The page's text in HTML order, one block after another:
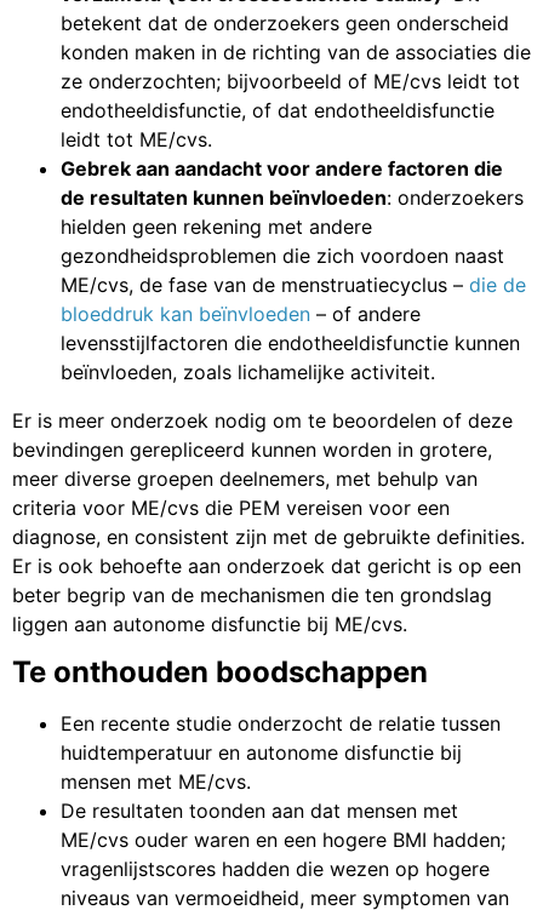
betekent dat de onderzoekers geen onderscheid
konden maken in de richting van de associaties die
ze onderzochten; bijvoorbeeld of ME/cvs leidt tot
endotheeldisfunctie, of dat endotheeldisfunctie
leidt tot ME/cvs.
Gebrek aan aandacht voor andere factoren die
de resultaten kunnen beïnvloeden: onderzoekers
hielden geen rekening met andere
gezondheidsproblemen die zich voordoen naast
ME/cvs, de fase van de menstruatiecyclus – die de
bloeddruk kan beïnvloeden – of andere
levensstijlfactoren die endotheeldisfunctie kunnen
beïnvloeden, zoals lichamelijke activiteit.
Er is meer onderzoek nodig om te beoordelen of deze
bevindingen gerepliceerd kunnen worden in grotere,
meer diverse groepen deelnemers, met behulp van
criteria voor ME/cvs die PEM vereisen voor een
diagnose, en consistent zijn met de gebruikte definities.
Er is ook behoefte aan onderzoek dat gericht is op een
beter begrip van de mechanismen die ten grondslag
liggen aan autonome disfunctie bij ME/cvs.
Te onthouden boodschappen
Een recente studie onderzocht de relatie tussen
huidtemperatuur en autonome disfunctie bij
mensen met ME/cvs.
De resultaten toonden aan dat mensen met
ME/cvs ouder waren en een hogere BMI hadden;
vragenlijstscores hadden die wezen op hogere
niveaus van vermoeidheid, meer symptomen van